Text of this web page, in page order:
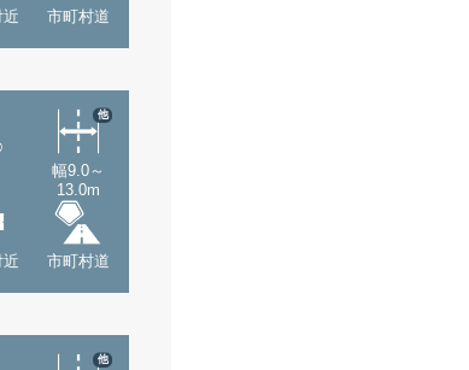
市町村道
幅9.0～
13.0m
他
市町村道
他